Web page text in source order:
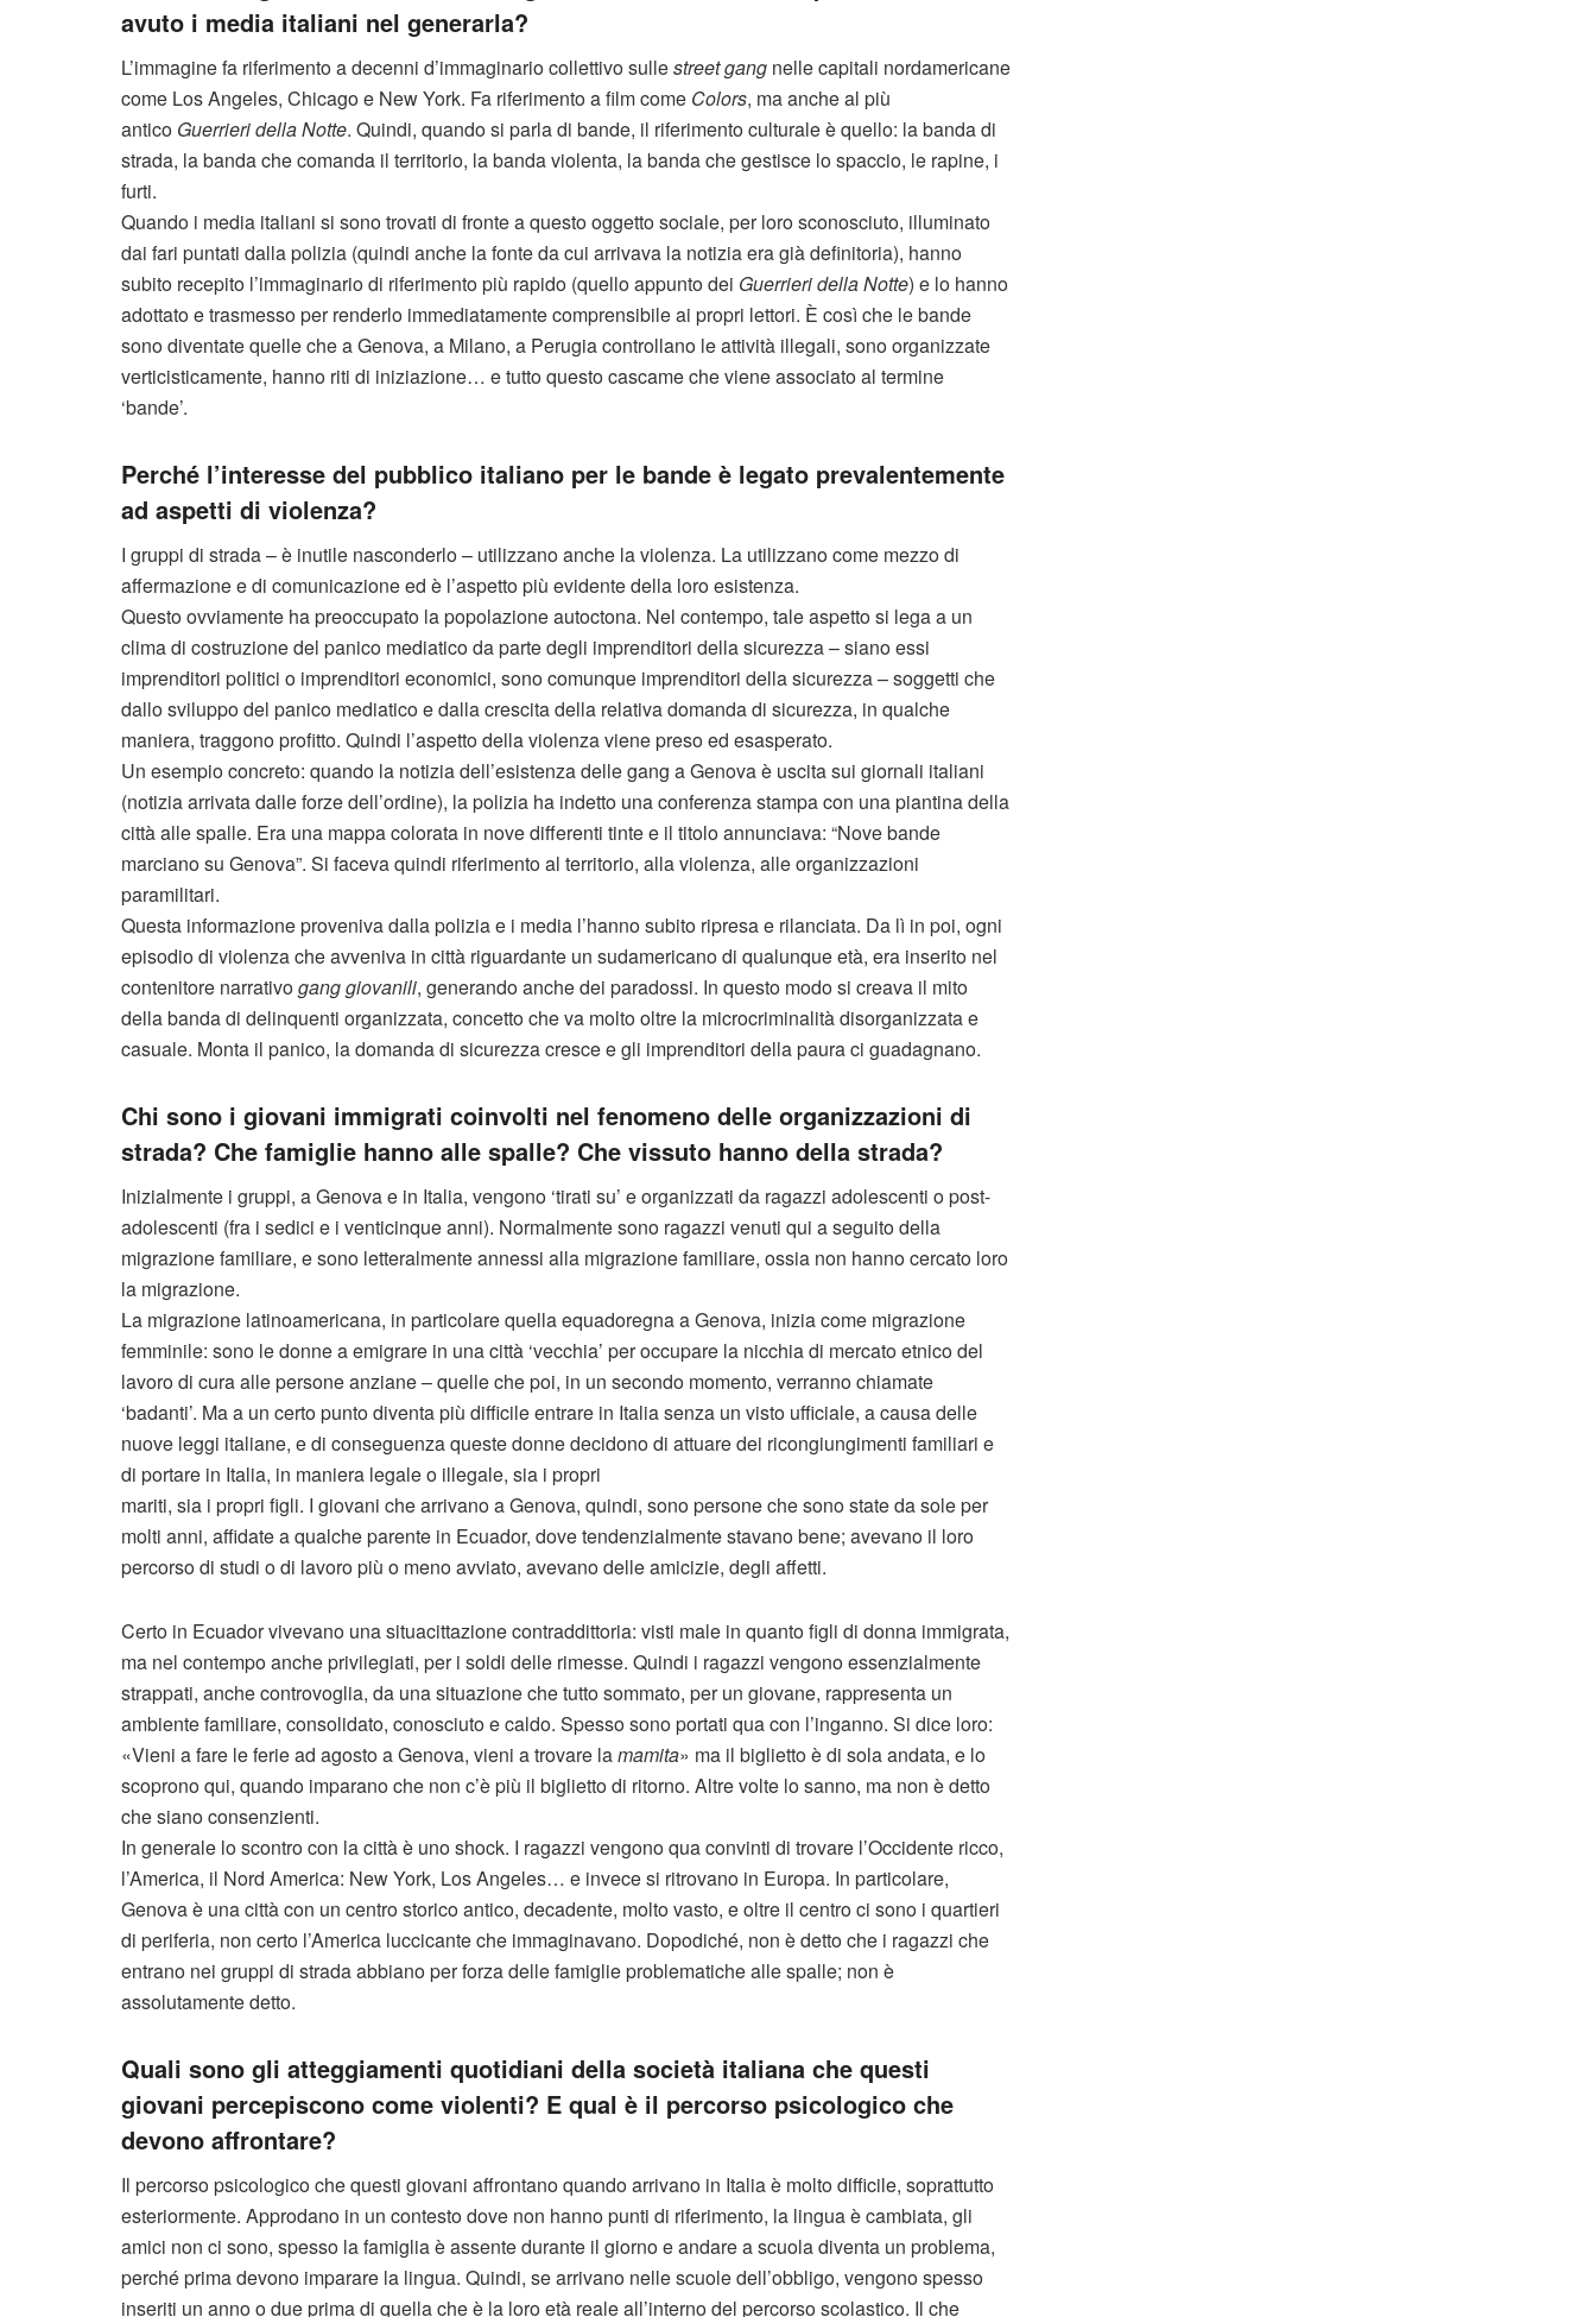
avuto i media italiani nel generarla?
L’immagine fa riferimento a decenni d’immaginario collettivo sullestreet gang nelle capitali nordamericane
come Los Angeles, Chicago e New York. Fa riferimento a film come Colors, ma anche al più
antico Guerrieri della Notte. Quindi, quando si parla di bande, il riferimento culturale è quello: la banda di
strada, la banda che comanda il territorio, la banda violenta, la banda che gestisce lo spaccio, le rapine, i
furti.
Quando i media italiani si sono trovati di fronte a questo oggetto sociale, per loro sconosciuto, illuminato
dai fari puntati dalla polizia (quindi anche la fonte da cui arrivava la notizia era già definitoria), hanno
subito recepito l’immaginario di riferimento più rapido (quello appunto dei Guerrieri della Notte) e lo hanno
adottato e trasmesso per renderlo immediatamente comprensibile ai propri lettori. È così che le bande
sono diventate quelle che a Genova, a Milano, a Perugia controllano le attività illegali, sono organizzate
verticisticamente, hanno riti di iniziazione… e tutto questo cascame che viene associato al termine
‘bande’.
Perché l’interesse del pubblico italiano per le bande è legato prevalentemente
ad aspetti di violenza?
I gruppi di strada – è inutile nasconderlo – utilizzano anche la violenza. La utilizzano come mezzo di
affermazione e di comunicazione ed è l’aspetto più evidente della loro esistenza.
Questo ovviamente ha preoccupato la popolazione autoctona. Nel contempo, tale aspetto si lega a un
clima di costruzione del panico mediatico da parte degli imprenditori della sicurezza – siano essi
imprenditori politici o imprenditori economici, sono comunque imprenditori della sicurezza – soggetti che
dallo sviluppo del panico mediatico e dalla crescita della relativa domanda di sicurezza, in qualche
maniera, traggono profitto. Quindi l’aspetto della violenza viene preso ed esasperato.
Un esempio concreto: quando la notizia dell’esistenza delle gang a Genova è uscita sui giornali italiani
(notizia arrivata dalle forze dell’ordine), la polizia ha indetto una conferenza stampa con una piantina della
città alle spalle. Era una mappa colorata in nove differenti tinte e il titolo annunciava: “Nove bande
marciano su Genova”. Si faceva quindi riferimento al territorio, alla violenza, alle organizzazioni
paramilitari.
Questa informazione proveniva dalla polizia e i media l’hanno subito ripresa e rilanciata. Da lì in poi, ogni
episodio di violenza che avveniva in città riguardante un sudamericano di qualunque età, era inserito nel
contenitore narrativogang giovanili, generando anche dei paradossi. In questo modo si creava il mito
della banda di delinquenti organizzata, concetto che va molto oltre la microcriminalità disorganizzata e
casuale. Monta il panico, la domanda di sicurezza cresce e gli imprenditori della paura ci guadagnano.
Chi sono i giovani immigrati coinvolti nel fenomeno delle organizzazioni di
strada? Che famiglie hanno alle spalle? Che vissuto hanno della strada?
Inizialmente i gruppi, a Genova e in Italia, vengono ‘tirati su’ e organizzati da ragazzi adolescenti o post-
adolescenti (fra i sedici e i venticinque anni). Normalmente sono ragazzi venuti qui a seguito della
migrazione familiare, e sono letteralmente annessi alla migrazione familiare, ossia non hanno cercato loro
la migrazione.
La migrazione latinoamericana, in particolare quella equadoregna a Genova, inizia come migrazione
femminile: sono le donne a emigrare in una città ‘vecchia’ per occupare la nicchia di mercato etnico del
lavoro di cura alle persone anziane – quelle che poi, in un secondo momento, verranno chiamate
‘badanti’. Ma a un certo punto diventa più difficile entrare in Italia senza un visto ufficiale, a causa delle
nuove leggi italiane, e di conseguenza queste donne decidono di attuare dei ricongiungimenti familiari e
di portare in Italia, in maniera legale o illegale, sia i propri
mariti, sia i propri figli. I giovani che arrivano a Genova, quindi, sono persone che sono state da sole per
molti anni, affidate a qualche parente in Ecuador, dove tendenzialmente stavano bene; avevano il loro
percorso di studi o di lavoro più o meno avviato, avevano delle amicizie, degli affetti.
Certo in Ecuador vivevano una situacittazione contraddittoria: visti male in quanto figli di donna immigrata,
ma nel contempo anche privilegiati, per i soldi delle rimesse. Quindi i ragazzi vengono essenzialmente
strappati, anche controvoglia, da una situazione che tutto sommato, per un giovane, rappresenta un
ambiente familiare, consolidato, conosciuto e caldo. Spesso sono portati qua con l’inganno. Si dice loro:
«Vieni a fare le ferie ad agosto a Genova, vieni a trovare lamamita» ma il biglietto è di sola andata, e lo
scoprono qui, quando imparano che non c’è più il biglietto di ritorno. Altre volte lo sanno, ma non è detto
che siano consenzienti.
In generale lo scontro con la città è uno shock. I ragazzi vengono qua convinti di trovare l’Occidente ricco,
l’America, il Nord America: New York, Los Angeles… e invece si ritrovano in Europa. In particolare,
Genova è una città con un centro storico antico, decadente, molto vasto, e oltre il centro ci sono i quartieri
di periferia, non certo l’America luccicante che immaginavano. Dopodiché, non è detto che i ragazzi che
entrano nei gruppi di strada abbiano per forza delle famiglie problematiche alle spalle; non è
assolutamente detto.
Quali sono gli atteggiamenti quotidiani della società italiana che questi
giovani percepiscono come violenti? E qual è il percorso psicologico che
devono affrontare?
Il percorso psicologico che questi giovani affrontano quando arrivano in Italia è molto difficile, soprattutto
esteriormente. Approdano in un contesto dove non hanno punti di riferimento, la lingua è cambiata, gli
amici non ci sono, spesso la famiglia è assente durante il giorno e andare a scuola diventa un problema,
perché prima devono imparare la lingua. Quindi, se arrivano nelle scuole dell’obbligo, vengono spesso
inseriti un anno o due prima di quella che è la loro età reale all’interno del percorso scolastico. Il che